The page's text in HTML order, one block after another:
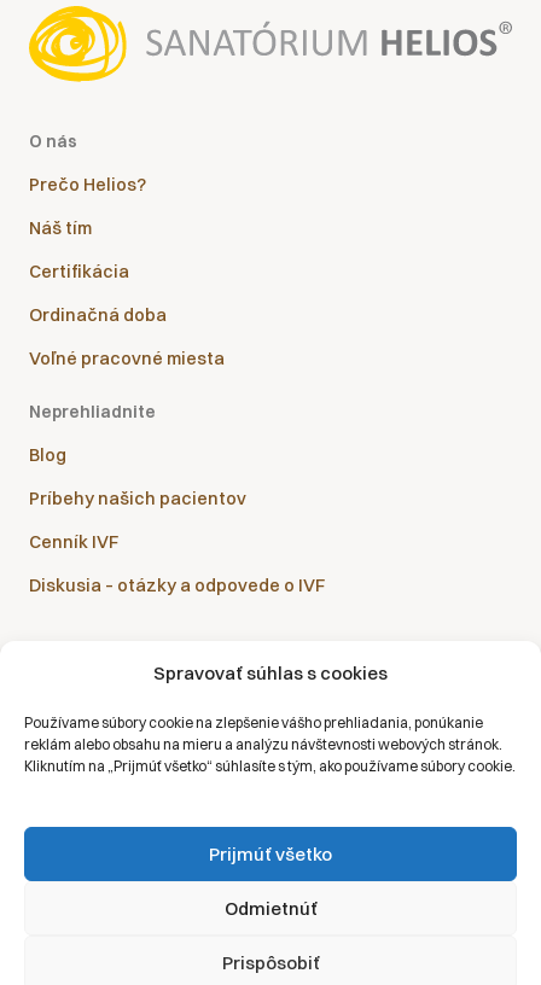
Spravovať súhlas s cookies
Používame súbory cookie na zlepšenie vášho prehliadania, ponúkanie
reklám alebo obsahu na mieru a analýzu návštevnosti webových stránok.
Kliknutím na „Prijmúť všetko“ súhlasíte s tým, ako používame súbory cookie.
Prijmúť všetko
Odmietnúť
Prispôsobiť
O nás
Prečo Helios?
Náš tím
Certifikácia
Ordinačná doba
Voľné pracovné miesta
Neprehliadnite
Blog
Príbehy našich pacientov
Cenník IVF
Diskusia – otázky a odpovede o IVF
Sanatórium Helios je partnerom všetkých zdravotných
poisťovní:
Copyright © 2026 | Všetky práva vyhradené | Sanatórium Helios SK